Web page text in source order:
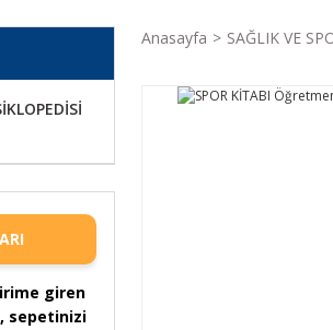
giren
sepetinizi
Anasayfa SAĞLIK VE